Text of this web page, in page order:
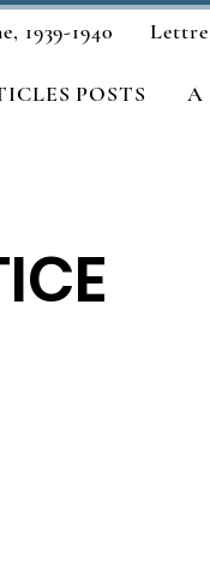
1939-1940 Lettre
POSTS A